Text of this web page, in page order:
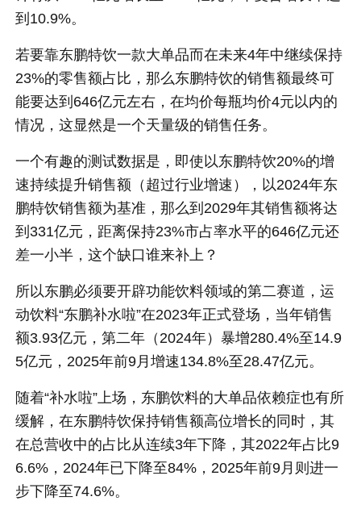
到10.9%。
若要靠东鹏特饮一款大单品而在未来4年中继续保持
23%的零售额占比，那么东鹏特饮的销售额最终可
能要达到646亿元左右，在均价每瓶均价4元以内的
情况，这显然是一个天量级的销售任务。
一个有趣的测试数据是，即使以东鹏特饮20%的增
速持续提升销售额（超过行业增速），以2024年东
鹏特饮销售额为基准，那么到2029年其销售额将达
到331亿元，距离保持23%市占率水平的646亿元还
差一小半，这个缺口谁来补上？
所以东鹏必须要开辟功能饮料领域的第二赛道，运
动饮料“东鹏补水啦”在2023年正式登场，当年销售
额3.93亿元，第二年（2024年）暴增280.4%至14.9
5亿元，2025年前9月增速134.8%至28.47亿元。
随着“补水啦”上场，东鹏饮料的大单品依赖症也有所
缓解，在东鹏特饮保持销售额高位增长的同时，其
在总营收中的占比从连续3年下降，其2022年占比9
6.6%，2024年已下降至84%，2025年前9月则进一
步下降至74.6%。